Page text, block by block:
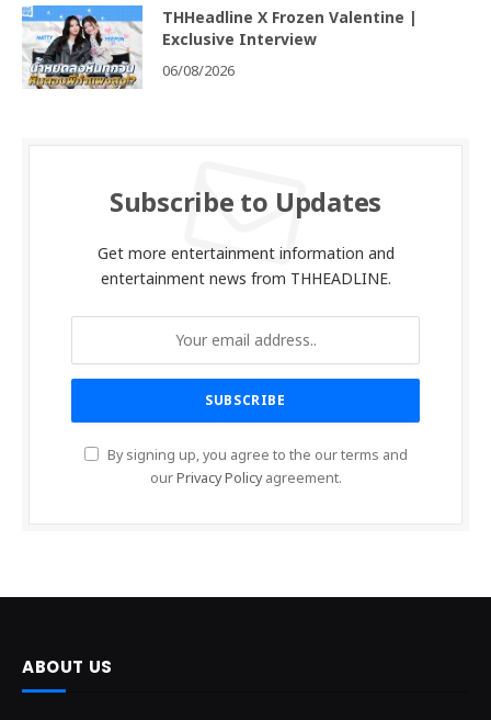
THHeadline X Frozen Valentine |
Exclusive Interview
06/08/2026
Subscribe to Updates
Get more entertainment information and
entertainment news from THHEADLINE.
By signing up, you agree to the our terms and
ourPrivacy Policyagreement.
ABOUT US